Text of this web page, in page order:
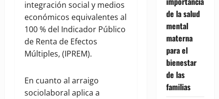
integración social y medios
económicos equivalentes al
100 % del Indicador Público
de Renta de Efectos
Múltiples, (IPREM).
En cuanto al arraigo
sociolaboral aplica a
de la salud
mental
materna
para el
bienestar
de las
familias